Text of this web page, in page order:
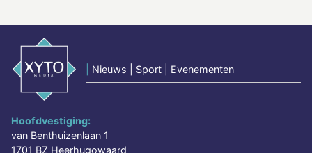
Nieuws | Sport | Evenementen
Hoofdvestiging:
van Benthuizenlaan 1
1701 BZ Heerhugowaard